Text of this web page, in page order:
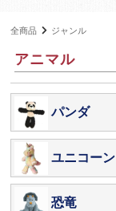
全商品 ジャンル
アニマル
パンダ
ユニコーン
恐竜